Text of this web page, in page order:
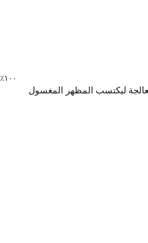
١٠٠٪؜
ليكتسب المظهر المغسول